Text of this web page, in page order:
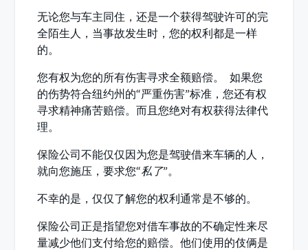
无论您与车主同住，还是一个获得驾驶许可的完
全陌生人，当事故发生时，您的权利都是一样
的。
您有权为您的所有伤害寻求全额赔偿。 如果您
的伤势符合纽约州的“严重伤害”标准，您还有权
寻求精神痛苦赔偿。而且您绝对有权获得法律代
理。
保险公司不能仅仅因为您是驾驶借来车辆的人，
就向您施压，要求您“私了”。
不幸的是，仅仅了解您的权利通常是不够的。
保险公司正是指望您对借车事故的不确定性来尽
量减少他们支付给您的赔偿。他们使用的伎俩是